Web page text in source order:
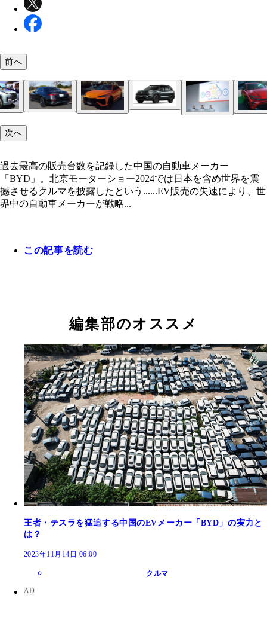
充電と給油がフルなら一般家庭の12日分の電気量
言及
前へ
次へ
過去最高の販売台数を記録した中国の自動車メーカー
「BYD」。北京モーターショー2024では日本を含め世界を震
撼させるクルマを披露したという......EV販売の失速により、世
界中の自動車メーカーが戦略...
この記事を読む
編集部のオススメ
王者・テスラを猛追する中国のEVメーカー「BYD」の実力と
は？
2023年11月14日 06:00
クルマ